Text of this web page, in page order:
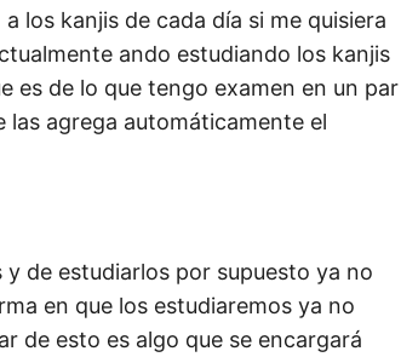
los kanjis de cada día si me quisiera
ando estudiando los kanjis
es de lo que tengo examen en un par
las agrega automáticamente el
de estudiarlos por supuesto ya no
en que los estudiaremos ya no
de esto es algo que se encargará